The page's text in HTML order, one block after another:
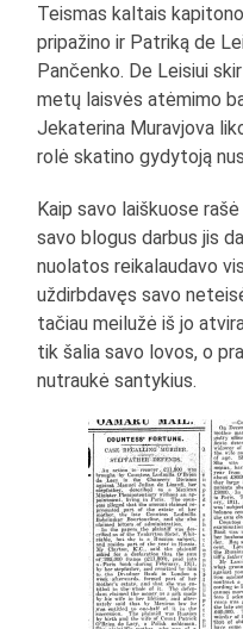
Teismas kaltais
pripažino ir Patriką de
Pančenko. De Leisiui
metų laisvės atėmimo
Jekaterina Muravjova
rolė skatino gydytoją
Kaip savo laiškuose
savo blogus darbus jis
nuolatos reikalaudavo
uždirbdavęs savo
tačiau meilužė iš jo
tik šalia savo lovos, o
nutraukė santykius.